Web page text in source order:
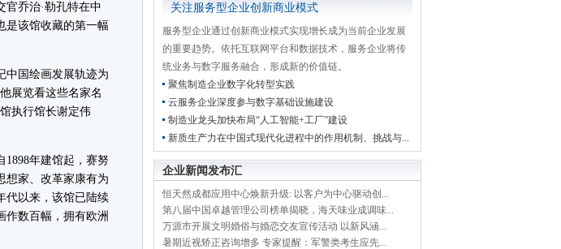
乔治·勒孔特在中
是该馆收藏的第一幅
国绘画发展轨迹为
展览看这些名家名
执行馆长谢定伟
年建馆起，赛努
想家、改革家康有为
代以来，该馆已陆续
作数百幅，拥有欧洲
关注服务型企业创新商业模式
服务型企业通过创新商业模式实现增长成为当前企业发展
的重要趋势。依托互联网平台和数据技术，服务企业将传
统业务与数字服务融合，形成新的价值链。
聚焦制造企业数字化转型实践
云服务企业深度参与数字基础设施建设
制造业龙头加快布局“人工智能+工厂”建设
新质生产力在中国式现代化进程中的作用机制、挑战与...
企业新闻发布汇
恒天然成都应用中心焕新升级: 以客户为中心驱动创...
第八届中国卓越管理公司榜单揭晓，海天味业成调味...
万源市开展文明婚俗与婚恋交友宣传活动 以新风涵...
暑期近视矫正咨询增多 专家提醒：军警类考生应先...